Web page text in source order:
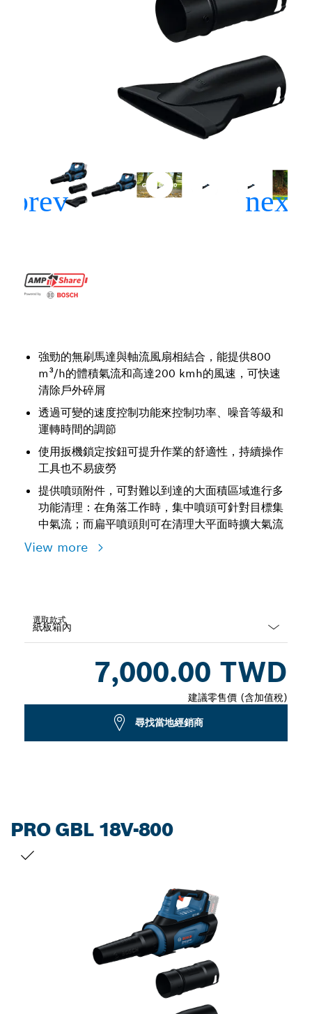
強勁的無刷馬達與軸流風扇相結合，能提供800
m³/h的體積氣流和高達200 kmh的風速，可快速
清除戶外碎屑
透過可變的速度控制功能來控制功率、噪音等級和
運轉時間的調節
使用扳機鎖定按鈕可提升作業的舒適性，持續操作
工具也不易疲勞
提供噴頭附件，可對難以到達的大面積區域進行多
功能清理：在角落工作時，集中噴頭可針對目標集
中氣流；而扁平噴頭則可在清理大平面時擴大氣流
View more
選取款式
7,000.00 TWD
建議零售價 (含加值稅)
尋找當地經銷商
PRO GBL 18V-800